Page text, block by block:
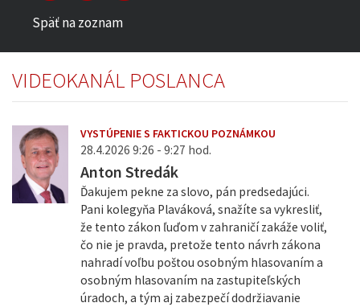
Späť na zoznam
VIDEOKANÁL POSLANCA
VYSTÚPENIE S FAKTICKOU POZNÁMKOU
28.4.2026 9:26 - 9:27 hod.
Anton Stredák
Ďakujem pekne za slovo, pán predsedajúci.
Pani kolegyňa Plaváková, snažíte sa vykresliť,
že tento zákon ľuďom v zahraničí zakáže voliť,
čo nie je pravda, pretože tento návrh zákona
nahradí voľbu poštou osobným hlasovaním a
osobným hlasovaním na zastupiteľských
úradoch, a tým aj zabezpečí dodržiavanie